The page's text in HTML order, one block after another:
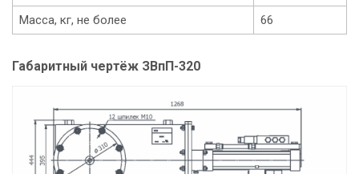
Масса, кг, не более
66
Габаритный чертёж ЗВпП-320